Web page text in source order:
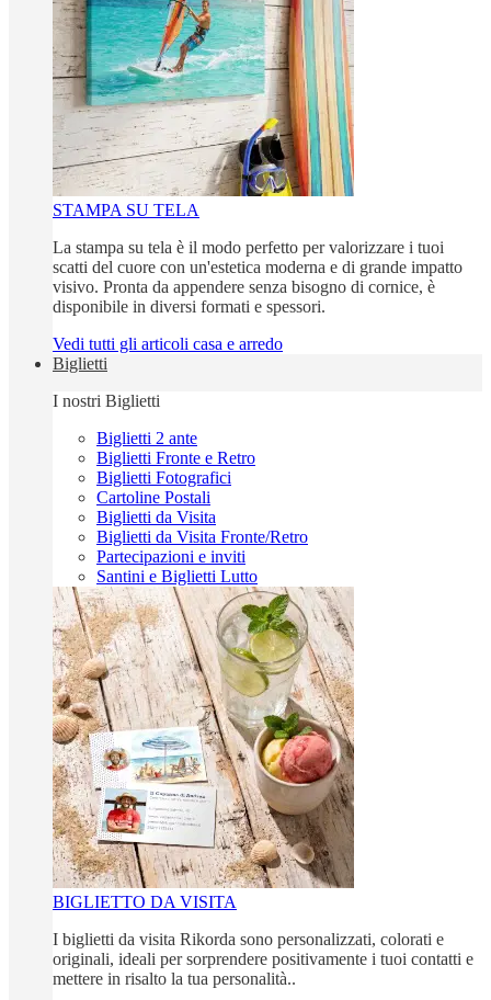
STAMPA SU TELA
La stampa su tela è il modo perfetto per valorizzare i tuoi
scatti del cuore con un'estetica moderna e di grande impatto
visivo. Pronta da appendere senza bisogno di cornice, è
disponibile in diversi formati e spessori.
Vedi tutti gli articoli casa e arredo
Biglietti
I nostri Biglietti
Biglietti 2 ante
Biglietti Fronte e Retro
Biglietti Fotografici
Cartoline Postali
Biglietti da Visita
Biglietti da Visita Fronte/Retro
Partecipazioni e inviti
Santini e Biglietti Lutto
BIGLIETTO DA VISITA
I biglietti da visita Rikorda sono personalizzati, colorati e
originali, ideali per sorprendere positivamente i tuoi contatti e
mettere in risalto la tua personalità..